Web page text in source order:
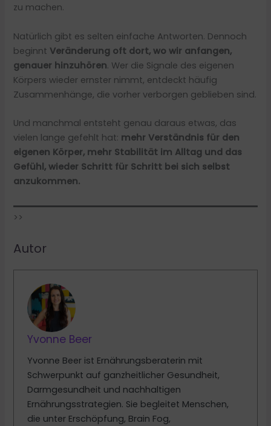
zu machen.
Natürlich gibt es selten einfache Antworten. Dennoch
beginnt Veränderung oft dort, wo wir anfangen,
genauer hinzuhören. Wer die Signale des eigenen
Körpers wieder ernster nimmt, entdeckt häufig
Zusammenhänge, die vorher verborgen geblieben sind.
Und manchmal entsteht genau daraus etwas, das
vielen lange gefehlt hat: mehr Verständnis für den
eigenen Körper, mehr Stabilität im Alltag und das
Gefühl, wieder Schritt für Schritt bei sich selbst
anzukommen.
>>
Autor
Yvonne Beer
Yvonne Beer ist Ernährungsberaterin mit
Schwerpunkt auf ganzheitlicher Gesundheit,
Darmgesundheit und nachhaltigen
Ernährungsstrategien. Sie begleitet Menschen,
die unter Erschöpfung, Brain Fog,